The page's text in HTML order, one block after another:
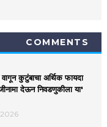
COMMENTS
वागून कुटुंबाचा अर्थिक फायदा
देऊन निवडणुकीला या'